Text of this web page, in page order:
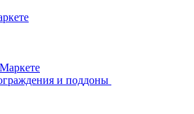
и поддоны